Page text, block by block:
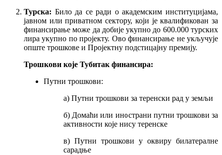
Турска: Било да се ради о академским институцијама,
јавном или приватном сектору, који је квалификован за
финансирање може да добије укупно до 600.000 турских
лира укупно по пројекту. Ово финансирање не укључује
опште трошкове и Пројектну подстицајну премију.
Трошкови које Тубитак финансира:
Путни трошкови:
а) Путни трошкови за теренски рад у земљи
б) Домаћи или инострани путни трошкови за
активности које нису теренске
в) Путни трошкови у оквиру билатералне
сарадње